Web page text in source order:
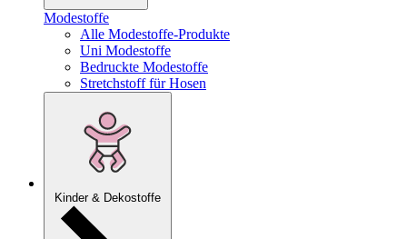
Modestoffe
Alle Modestoffe-Produkte
Uni Modestoffe
Bedruckte Modestoffe
Stretchstoff für Hosen
Kinder & Dekostoffe